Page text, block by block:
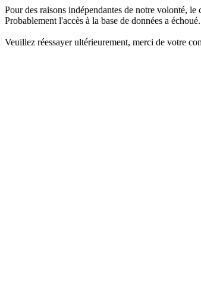
Pour des raisons indépendantes de notre volonté,
Probablement l'accès à la base de données a échoué.
Veuillez réessayer ultérieurement, merci de votre